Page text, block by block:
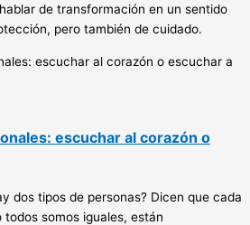
de transformación en un sentido
pero también de cuidado.
escuchar al corazón o
dos tipos de personas? Dicen que cada
todos somos iguales, están